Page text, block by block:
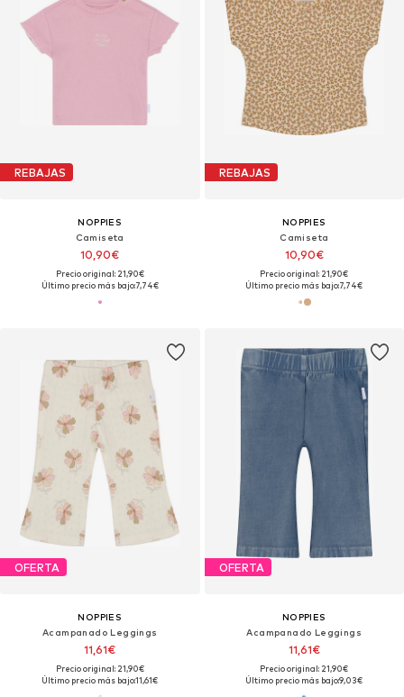
REBAJAS
NOPPIES
Camiseta
10,90€
Precio original: 21,90€
Último precio más bajo:7,74€
REBAJAS
NOPPIES
Camiseta
10,90€
Precio original: 21,90€
Último precio más bajo:7,74€
OFERTA
NOPPIES
Acampanado Leggings
11,61€
Precio original: 21,90€
Último precio más bajo:11,61€
OFERTA
NOPPIES
Acampanado Leggings
11,61€
Precio original: 21,90€
Último precio más bajo:9,03€